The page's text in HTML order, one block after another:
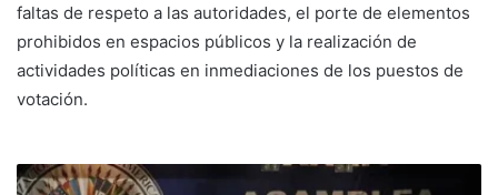
faltas de respeto a las autoridades, el porte de elementos
prohibidos en espacios públicos y la realización de
actividades políticas en inmediaciones de los puestos de
votación.